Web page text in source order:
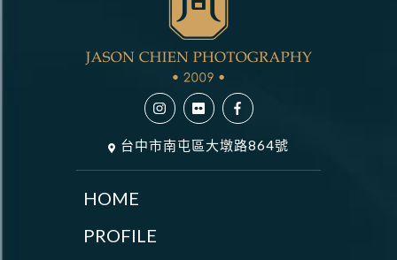
HOME
PROFILE
台中市南屯區大墩路864號